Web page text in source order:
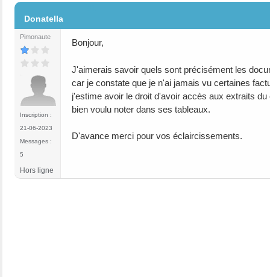
Donatella
Pimonaute
Inscription :
21-06-2023
Messages :
5
Bonjour,
J'aimerais savoir quels sont précisément les
car je constate que je n'ai jamais vu certaines
j'estime avoir le droit d'avoir accès aux extraits
bien voulu noter dans ses tableaux.
D'avance merci pour vos éclaircissements.
Hors ligne